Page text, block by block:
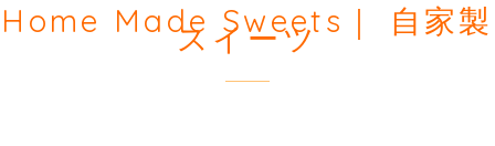
Home Made Sweets｜ 自家製
スイーツ